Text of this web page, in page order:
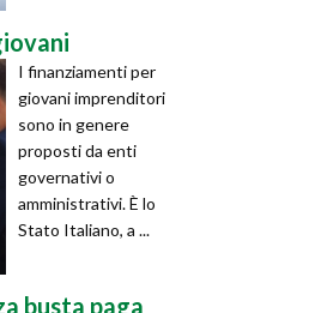
I finanziamenti per
giovani imprenditori
sono in genere
proposti da enti
governativi o
amministrativi. È lo
Stato Italiano, a ...
busta paga